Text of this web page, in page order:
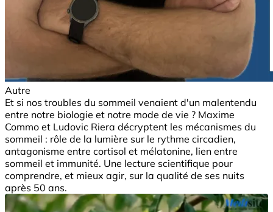
Autre
Et si nos troubles du sommeil venaient d'un malentendu
entre notre biologie et notre mode de vie ? Maxime
Commo et Ludovic Riera décryptent les mécanismes du
sommeil : rôle de la lumière sur le rythme circadien,
antagonisme entre cortisol et mélatonine, lien entre
sommeil et immunité. Une lecture scientifique pour
comprendre, et mieux agir, sur la qualité de ses nuits
après 50 ans.